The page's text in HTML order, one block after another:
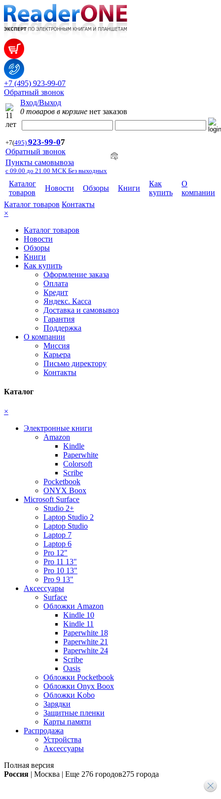
+7 (495) 923-99-07
Обратный звонок
Вход/Выход
0 товаров в корзине нет заказов
+7(495) 923-99-07
Обратный звонок
Пункты самовывоза
с 09.00 до 21.00 МСК Без выходных
Каталог
товаров
Новости Обзоры Книги
Как
купить
О
компании
Каталог товаров Контакты
×
Каталог товаров
Новости
Обзоры
Книги
Как купить
Оформление заказа
Оплата
Кредит
Яндекс. Касса
Доставка и самовывоз
Гарантия
Поддержка
О компании
Миссия
Карьера
Письмо директору
Контакты
Каталог
×
Электронные книги
Amazon
Kindle
Paperwhite
Colorsoft
Scribe
Pocketbook
ONYX Boox
Microsoft Surface
Studio 2+
Laptop Studio 2
Laptop Studio
Laptop 7
Laptop 6
Pro 12"
Pro 11 13"
Pro 10 13"
Pro 9 13"
Аксессуары
Surface
Обложки Amazon
Kindle 10
Kindle 11
Paperwhite 18
Paperwhite 21
Paperwhite 24
Scribe
Oasis
Обложки Pocketbook
Обложки Onyx Boox
Обложки Kobo
Зарядки
Защитные пленки
Карты памяти
Распродажа
Устройства
Аксессуары
Полная версия
Россия | Москва | Еще 276 городов275 города